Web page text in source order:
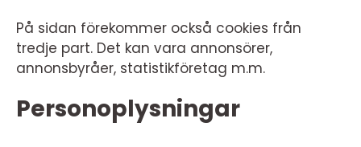
På sidan förekommer också cookies från
tredje part. Det kan vara annonsörer,
annonsbyråer, statistikföretag m.m.
Personoplysningar